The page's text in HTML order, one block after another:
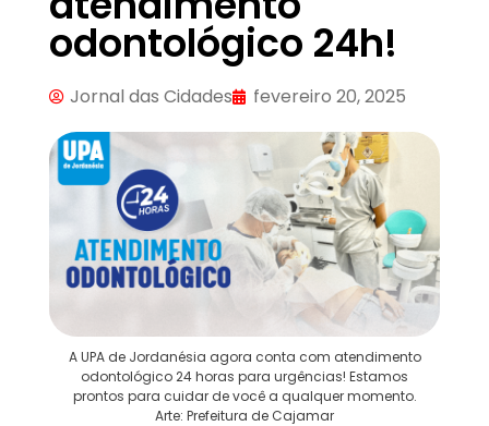
odontológico 24h!
Jornal das Cidades fevereiro 20, 2025
A UPA de Jordanésia agora conta com atendimento
odontológico 24 horas para urgências! Estamos
prontos para cuidar de você a qualquer momento.
Arte: Prefeitura de Cajamar